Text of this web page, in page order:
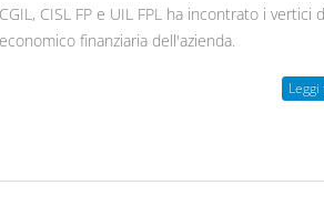
CISL FP e UIL FPL ha incontrato i vertici
finanziaria dell'azienda.